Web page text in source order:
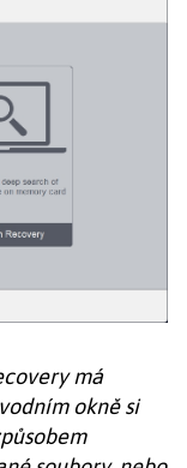
má
okně si